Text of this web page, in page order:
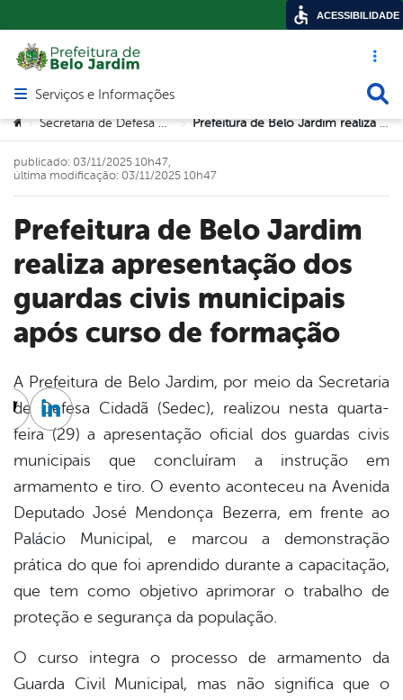
Acesso
Abrir menu principal de navegação
Serviços e Informações
Você está aqui:
> Secretaria de Defesa Cidadã (SEDEC) > Prefeitura de Belo Jardim realiza apresentação dos guardas civis municipais após curso de formação
Prefeitura de Belo Jardim
realiza apresentação dos
guardas civis municipais
após curso de formação
publicado: 03/11/2025 10h47,
última modificação: 03/11/2025 10h47
A Prefeitura de Belo Jardim, por meio da Secretaria
de Defesa Cidadã (Sedec), realizou nesta quarta-
feira (29) a apresentação oficial dos guardas civis
municipais que concluíram a instrução em
armamento e tiro. O evento aconteceu na Avenida
Deputado José Mendonça Bezerra, em frente ao
Palácio Municipal, e marcou a demonstração
prática do que foi aprendido durante a capacitação,
que tem como objetivo aprimorar o trabalho de
proteção e segurança da população.
O curso integra o processo de armamento da
Guarda Civil Municipal, mas não significa que o
Twitter
Linkedin
ACESSIBILIDADE